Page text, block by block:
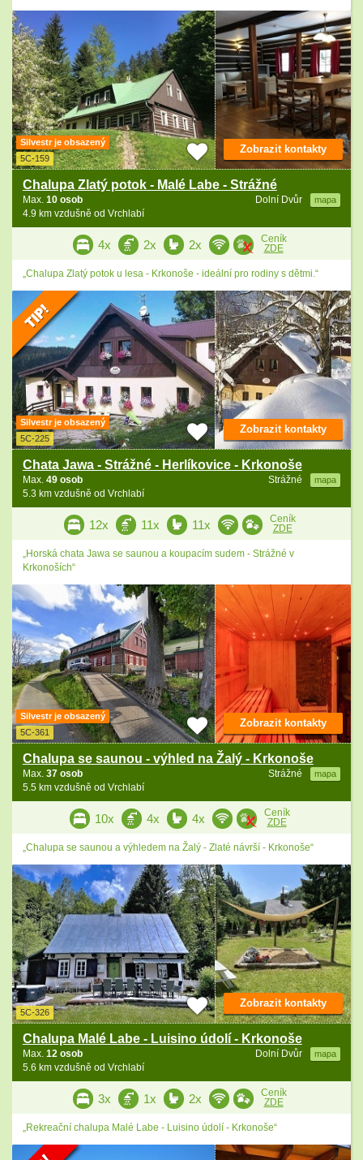
Silvestr je obsazený
5C-159
Chalupa Zlatý potok - Malé Labe - Strážné
Dolní Dvůr mapa
Max. 10 osob
4.9 km vzdušně od Vrchlabí
Zobrazit kontakty
4x 2x 2x
Ceník
ZDE
„Chalupa Zlatý potok u lesa - Krkonoše - ideální pro rodiny s dětmi.“
Silvestr je obsazený
5C-225
Chata Jawa - Strážné - Herlíkovice - Krkonoše
Strážné mapa
Max. 49 osob
5.3 km vzdušně od Vrchlabí
Zobrazit kontakty
12x 11x 11x
Ceník
ZDE
„Horská chata Jawa se saunou a koupacím sudem - Strážné v
Krkonoších“
Silvestr je obsazený
5C-361
Chalupa se saunou - výhled na Žalý - Krkonoše
Strážné mapa
Max. 37 osob
5.5 km vzdušně od Vrchlabí
Zobrazit kontakty
10x 4x 4x
Ceník
ZDE
„Chalupa se saunou a výhledem na Žalý - Zlaté návrší - Krkonoše“
5C-326
Chalupa Malé Labe - Luisino údolí - Krkonoše
Dolní Dvůr mapa
Max. 12 osob
5.6 km vzdušně od Vrchlabí
Zobrazit kontakty
3x 1x 2x
Ceník
ZDE
„Rekreační chalupa Malé Labe - Luisino údolí - Krkonoše“